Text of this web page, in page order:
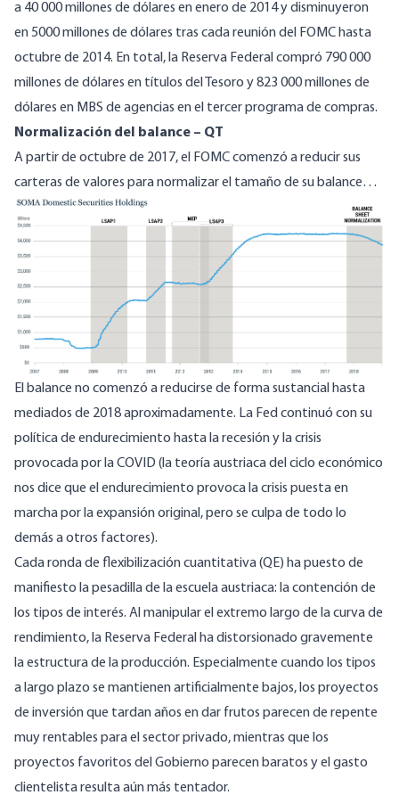
a 40 000 millones de dólares en enero de 2014 y disminuyeron
en 5000 millones de dólares tras cada reunión del FOMC hasta
octubre de 2014. En total, la Reserva Federal compró 790 000
millones de dólares en títulos del Tesoro y 823 000 millones de
dólares en MBS de agencias en el tercer programa de compras.
Normalización del balance – QT
A partir de octubre de 2017, el FOMC comenzó a reducir sus
carteras de valores para normalizar el tamaño de su balance…
El balance no comenzó a reducirse de forma sustancial hasta
mediados de 2018 aproximadamente. La Fed continuó con su
política de endurecimiento hasta la recesión y la crisis
provocada por la COVID (la teoría austriaca del ciclo económico
nos dice que el endurecimiento provoca la crisis puesta en
marcha por laexpansión original , pero se culpa de todo lo
demás a otros factores).
Cada ronda de flexibilización cuantitativa (QE) ha puesto de
manifiesto la pesadilla de la escuela austriaca: la contención de
los tipos de interés. Al manipular el extremo largo de la curva de
rendimiento, la Reserva Federal ha distorsionado gravemente
la estructura de la producción. Especialmente cuando los tipos
a largo plazo se mantienen artificialmente bajos, los proyectos
de inversión que tardan años en dar frutos parecen de repente
muy rentables para el sector privado, mientras que los
proyectos favoritos del Gobierno parecen baratos y el gasto
clientelista resulta aún más tentador.